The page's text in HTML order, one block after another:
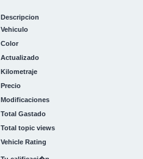
Descripcion
Vehiculo
Color
Actualizado
Kilometraje
Precio
Modificaciones
Total Gastado
Total topic views
Vehicle Rating